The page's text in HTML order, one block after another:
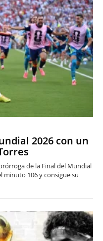
2026 con un
de la Final del Mundial
minuto 106 y consigue su